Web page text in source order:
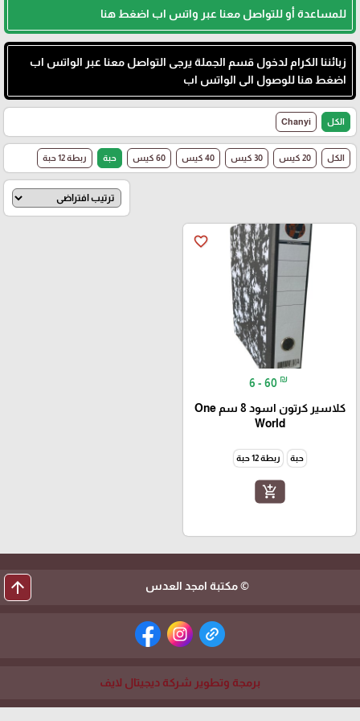
للمساعدة أو للتواصل معنا عبر واتس اب اضغط هنا
زبائننا الكرام لدخول قسم الجملة يرجى التواصل معنا عبر الواتس اب
اضغط هنا للوصول الى الواتس اب
الكل Chanyi
الكل 20 كيس 30 كيس 40 كيس 60 كيس حبة ربطة 12 حبة
favorite_border
6 - 60 ₪
كلاسير كرتون اسود 8 سم One
World
حبة ربطة 12 حبة
add_shopping_cart
© مكتبة امجد العدس arrow_upward
برمجة وتطوير شركة ديجيتال لايف